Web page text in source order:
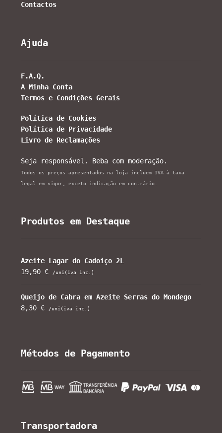
Contactos
Ajuda
F.A.Q.
A Minha Conta
Termos e Condições Gerais
Política de Cookies
Política de Privacidade
Livro de Reclamações
Seja responsável. Beba com moderação.
Todos os preços apresentados na loja incluem IVA à taxa
legal em vigor, exceto indicação em contrário.
Produtos em Destaque
Azeite Lagar do Cadoiço 2L
19,90€ /uni(iva inc.)
Queijo de Cabra em Azeite Serras do Mondego
8,30€ /uni(iva inc.)
Métodos de Pagamento
Transportadora